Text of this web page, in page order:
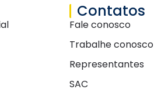
Contatos
Fale conosco
Trabalhe conosco
Representantes
SAC